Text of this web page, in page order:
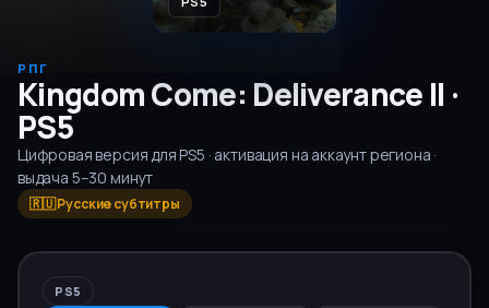
РПГ
Kingdom Come: Deliverance II ·
PS5
Цифровая версия дляPS5 · активация на аккаунт региона ·
выдача 5–30 минут
🇷🇺 Русские субтитры
PS5